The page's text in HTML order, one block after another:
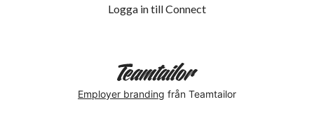
Logga in till Connect
Employer branding från Teamtailor